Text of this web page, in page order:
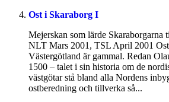
Ost i Skaraborg I
Mejerskan som lärde Skaraborgarna
NLT Mars 2001, TSL April 2001
Västergötland är gammal. Redan
1500 – talet i sin historia om de
västgötar stå bland alla Nordens
ostberedning och tillverka så...